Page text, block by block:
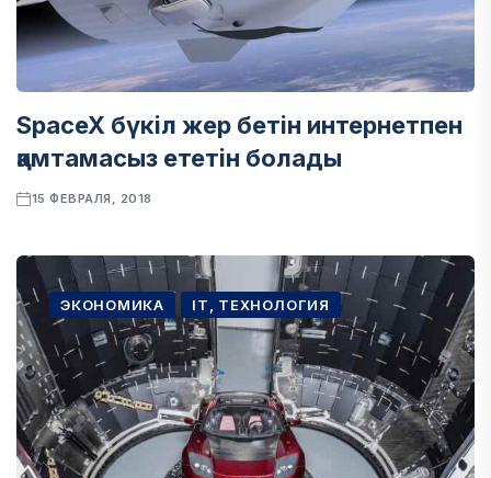
SpaceX бүкіл жер бетін интернетпен
қамтамасыз ететін болады
15 ФЕВРАЛЯ, 2018
ЭКОНОМИКА IT, ТЕХНОЛОГИЯ